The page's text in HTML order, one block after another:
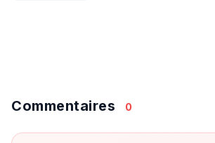
Commentaires 0